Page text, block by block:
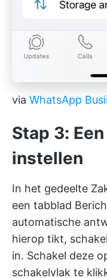
via WhatsApp
Stap 3:
instellen
In het gedeelte
een tabblad
automatische
hierop tikt,
in. Schakel deze
schakelvlak te